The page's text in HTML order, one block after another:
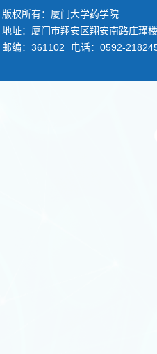
版权所有：厦门大学药学院
地址：厦门市翔安区翔安南路庄瑾楼
邮编：361102
电话：0592-